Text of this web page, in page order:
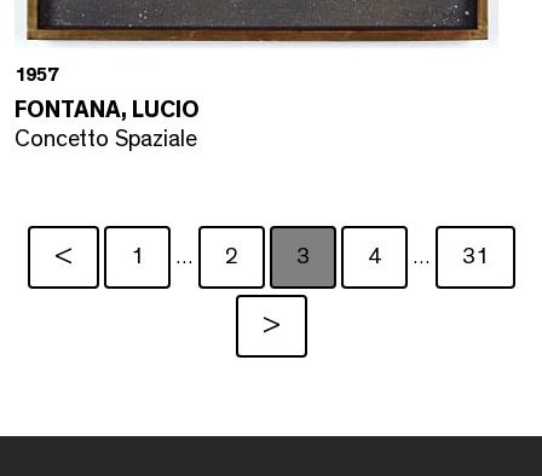
1957
FONTANA, LUCIO
Concetto Spaziale
< 1 … 2 3 4 … 31
>